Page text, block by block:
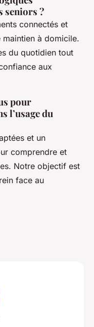
seniors ?
connectés et
maintien à domicile.
du quotidien tout
aux
pour
l’usage du
et un
comprendre et
Notre objectif est
face au